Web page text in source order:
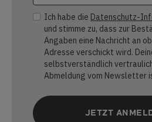
Ich habe die Datenschutz-
und stimme zu, dass zur
Angaben eine Nachricht an
Adresse verschickt wird.
selbstverständlich
Abmeldung vom Newsletter
JETZT